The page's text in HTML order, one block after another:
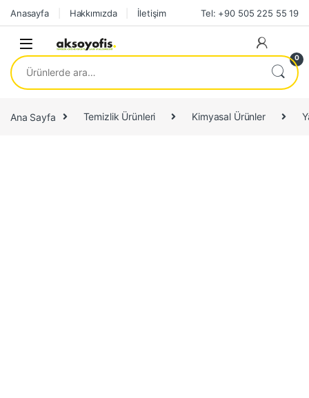
Skip to navigation
Skip to content
Anasayfa Hakkımızda İletişim Tel: +90 505 225 55 19
0
Ara:
Ana Sayfa Temizlik Ürünleri Kimyasal Ürünler